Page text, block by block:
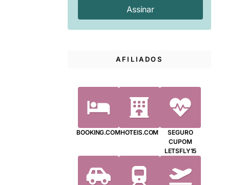
AFILIADOS
BOOKING.COMHOTEIS.COM
SEGURO
CUPOM
LETSFLY15